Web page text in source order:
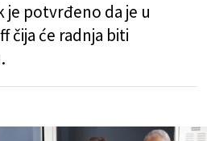
potvrđeno da je u
čija će radnja biti